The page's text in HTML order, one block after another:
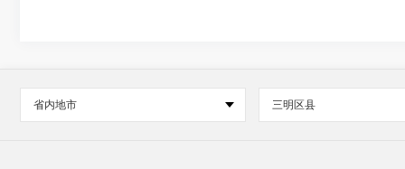
省内地市 三明区县